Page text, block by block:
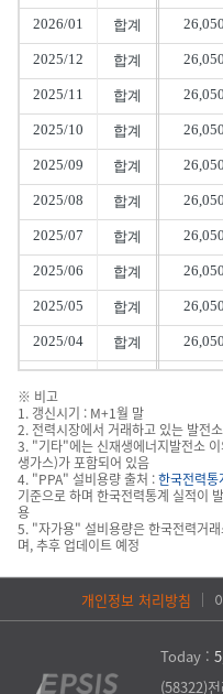
26,050
26,050
26,050
26,050
26,050
26,050
26,050
26,050
26,050
26,050
2026/01 합계
2025/12 합계
2025/11 합계
2025/10 합계
2025/09 합계
2025/08 합계
2025/07 합계
2025/06 합계
2025/05 합계
2025/04 합계
2025/03
※ 비고
1. 갱신시기 : M+1월 말
2. 전력시장에서 거래하고 있는 발전
3. "기타"에는 신재생에너지발전소
생가스)가 포함되어 있음
4. "PPA" 설비용량 출처 :한국전력통
기준으로 하며 한국전력통계 실적이
용
5. "자가용" 설비용량은 한국전력거
며, 추후 업데이트 예정
개인정보 처리방침
Today :
(58322)